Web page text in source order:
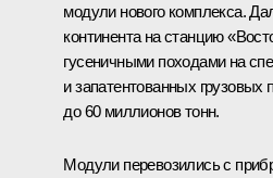
модули нового комплекса.
континента на станцию
гусеничными походами на
и запатентованных
до 60 миллионов тонн.
Модули перевозились с